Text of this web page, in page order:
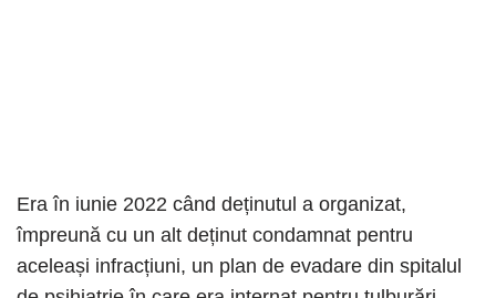
Era în iunie 2022 când deținutul a organizat,
împreună cu un alt deținut condamnat pentru
aceleași infracțiuni, un plan de evadare din spitalul